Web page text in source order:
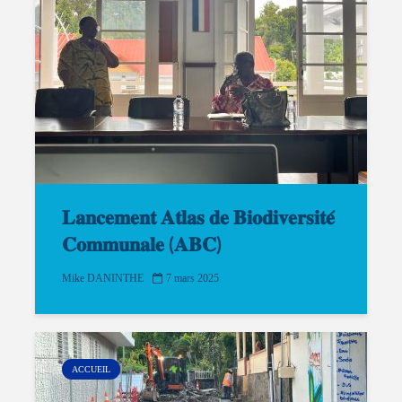
𝐋𝐚𝐧𝐜𝐞𝐦𝐞𝐧𝐭 𝐀𝐭𝐥𝐚𝐬 𝐝𝐞 𝐁𝐢𝐨𝐝𝐢𝐯𝐞𝐫𝐬𝐢𝐭𝐞́
𝐂𝐨𝐦𝐦𝐮𝐧𝐚𝐥𝐞 (𝐀𝐁𝐂)
Mike DANINTHE 7 mars 2025
ACCUEIL